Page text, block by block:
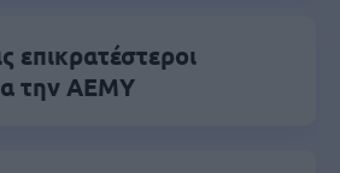
επικρατέστεροι
την ΑΕΜΥ